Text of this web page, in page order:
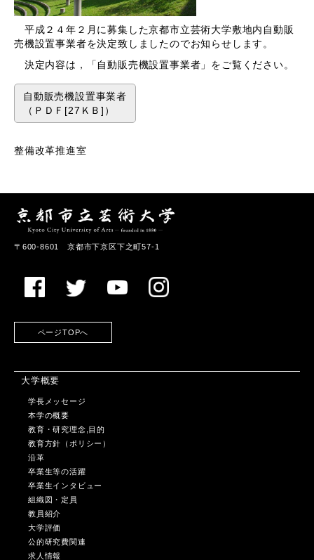
平成２４年２月に募集した京都市立芸術大学敷地内自動販
売機設置事業者を決定致しましたのでお知らせします。
決定内容は，「自動販売機設置事業者」をご覧ください。
自動販売機設置事業者
（ＰＤＦ[27ＫＢ]）
整備改革推進室
〒600-8601 京都市下京区下之町57-1
ページTOPへ
大学概要
学長メッセージ
本学の概要
教育・研究理念,目的
教育方針（ポリシー）
沿革
卒業生等の活躍
卒業生インタビュー
組織図・定員
教員紹介
大学評価
公的研究費関連
求人情報